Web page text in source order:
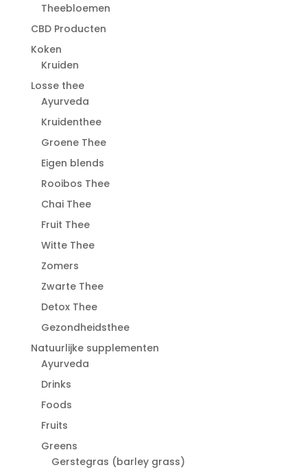
Theebloemen
CBD Producten
Koken
Kruiden
Losse thee
Ayurveda
Kruidenthee
Groene Thee
Eigen blends
Rooibos Thee
Chai Thee
Fruit Thee
Witte Thee
Zomers
Zwarte Thee
Detox Thee
Gezondheidsthee
Natuurlijke supplementen
Ayurveda
Drinks
Foods
Fruits
Greens
Gerstegras (barley grass)